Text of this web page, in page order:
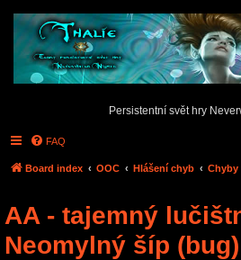
Persistentní svět hry
FAQ
Board index OOC Hlášení chyb Chyby
AA - tajemný
Neomylný šíp (bug)